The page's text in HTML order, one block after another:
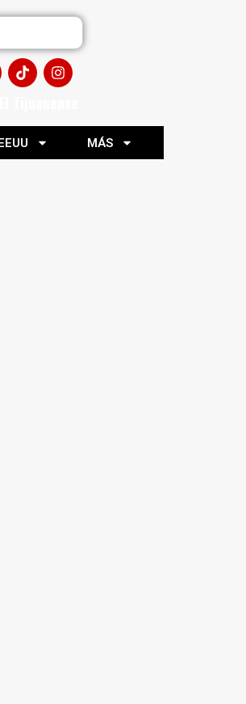
MÁS